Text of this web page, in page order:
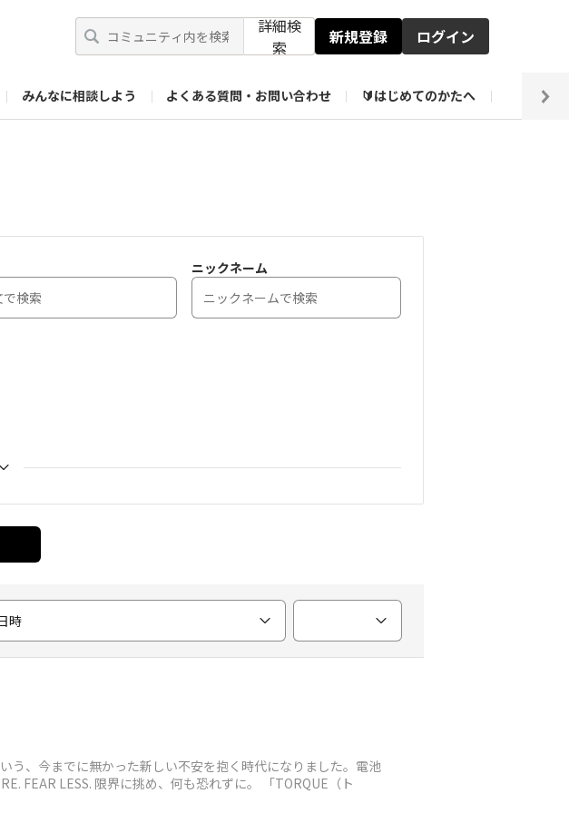
詳細検
索
新規登録 ログイン
みんなに相談しよう よくある質問・お問い合わせ 🔰はじめてのかたへ 編集
ニックネーム
時
う、今までに無かった新しい不安を抱く時代になりました。電池
FEAR LESS. 限界に挑め、何も恐れずに。 「TORQUE（ト